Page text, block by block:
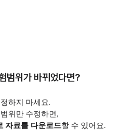
범위가 바뀌었다면?
하지 마세요.
위만 수정하면,
자료를 다운로드할 수 있어요.